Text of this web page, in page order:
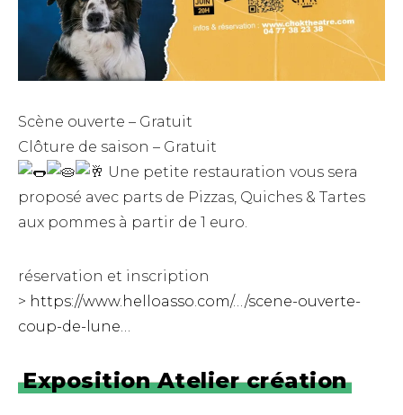
Scène ouverte – Gratuit
Clôture de saison – Gratuit
Une petite restauration vous sera
proposé avec parts de Pizzas, Quiches & Tartes
aux pommes à partir de 1 euro.
réservation et inscription
> https://www.helloasso.com/…/scene-ouverte-
coup-de-lune…
Exposition Atelier création